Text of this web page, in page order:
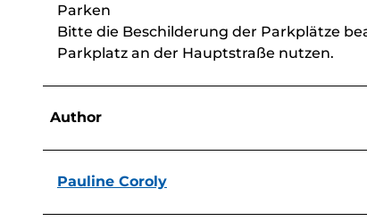
Parken
Bitte die Beschilderung der Parkplätze
Parkplatz an der Hauptstraße nutzen.
Author
Pauline Coroly